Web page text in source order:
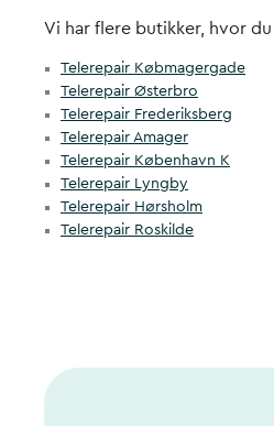
Vi har flere butikker, hvor
Telerepair Købmagergade
Telerepair Østerbro
Telerepair Frederiksberg
Telerepair Amager
Telerepair København K
Telerepair Lyngby
Telerepair Hørsholm
Telerepair Roskilde